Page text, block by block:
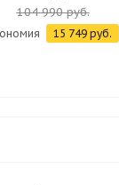
104 990руб.
15 749 руб.